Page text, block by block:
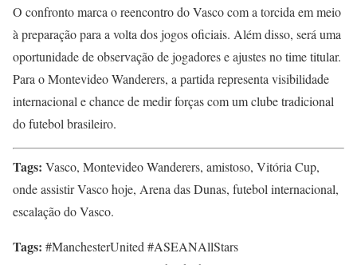
O confronto marca o reencontro do Vasco com a torcida em meio
à preparação para a volta dos jogos oficiais. Além disso, será uma
oportunidade de observação de jogadores e ajustes no time titular.
Para o Montevideo Wanderers, a partida representa visibilidade
internacional e chance de medir forças com um clube tradicional
do futebol brasileiro.
Tags: Vasco, Montevideo Wanderers, amistoso, Vitória Cup,
onde assistir Vasco hoje, Arena das Dunas, futebol internacional,
escalação do Vasco.
Tags: #ManchesterUnited #ASEANAllStars